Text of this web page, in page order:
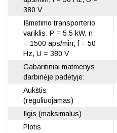
380 V
Išmetimo transporterio
variklis: Р = 5,5 kW, n
= 1500 aps/min, f = 50
Hz, U = 380 V
Gabaritiniai matmenys
darbinėje padėtyje:
Aukštis
(reguliuojamas)
Ilgis (maksimalus)
Plotis